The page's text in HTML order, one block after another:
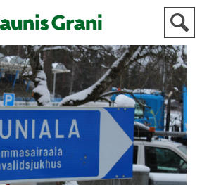
STADEN
AKTUELLT
IDROTT
KULTUR
HISTORIA
ALLMÄN